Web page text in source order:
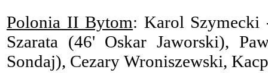
Polonia II Bytom: Karol Szymecki
Szarata (46' Oskar Jaworski),
Sondaj), Cezary Wroniszewski,